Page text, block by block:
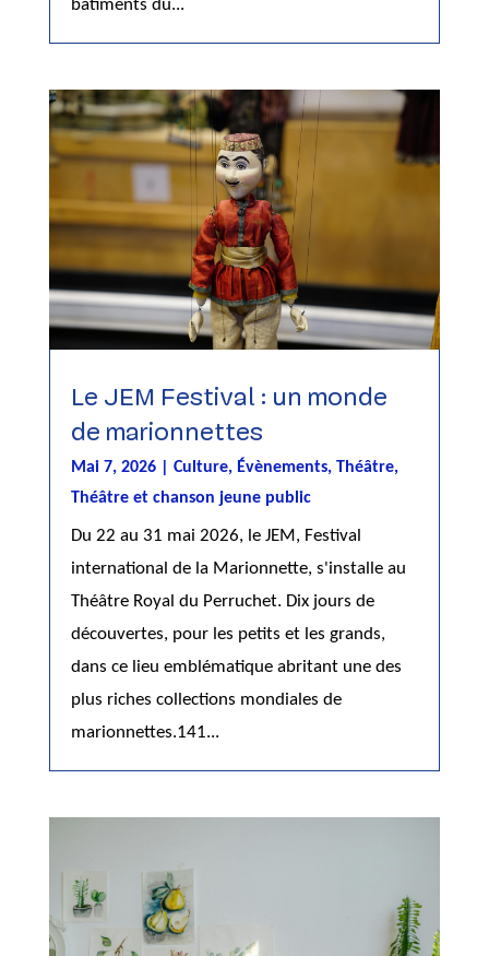
bâtiments du...
Le JEM Festival : un monde
de marionnettes
Mai 7, 2026| Culture, Évènements, Théâtre,
Théâtre et chanson jeune public
Du 22 au 31 mai 2026, le JEM, Festival
international de la Marionnette, s'installe au
Théâtre Royal du Perruchet. Dix jours de
découvertes, pour les petits et les grands,
dans ce lieu emblématique abritant une des
plus riches collections mondiales de
marionnettes.141...